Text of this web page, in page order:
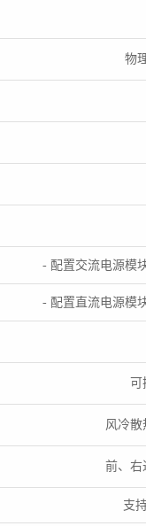
物
- 配置交流电源模
- 配置直流电源模
可
风冷散
前、右
支